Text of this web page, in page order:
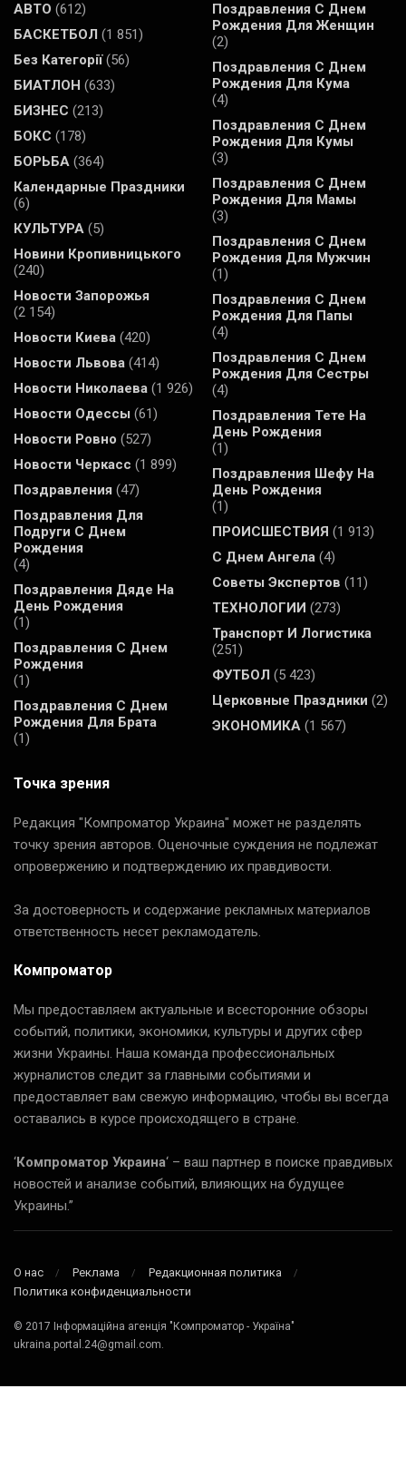
АВТО (612)
БАСКЕТБОЛ (1 851)
Без Категорії(56)
БИАТЛОН (633)
БИЗНЕС (213)
БОКС (178)
БОРЬБА (364)
Календарные Праздники
(6)
КУЛЬТУРА (5)
Новини Кропивницького
(240)
Новости Запорожья
(2 154)
Новости Киева (420)
Новости Львова (414)
Новости Николаева (1 926)
Новости Одессы (61)
Новости Ровно (527)
Новости Черкасс (1 899)
Поздравления (47)
Поздравления Для
Подруги С Днем
Рождения
(4)
Поздравления Дяде На
День Рождения
(1)
Поздравления С Днем
Рождения
(1)
Поздравления С Днем
Рождения Для Брата
(1)
Поздравления С Днем
Рождения Для Женщин
(2)
Поздравления С Днем
Рождения Для Кума
(4)
Поздравления С Днем
Рождения Для Кумы
(3)
Поздравления С Днем
Рождения Для Мамы
(3)
Поздравления С Днем
Рождения Для Мужчин
(1)
Поздравления С Днем
Рождения Для Папы
(4)
Поздравления С Днем
Рождения Для Сестры
(4)
Поздравления Тете На
День Рождения
(1)
Поздравления Шефу На
День Рождения
(1)
ПРОИСШЕСТВИЯ (1 913)
С Днем Ангела (4)
Советы Экспертов (11)
ТЕХНОЛОГИИ (273)
Транспорт И Логистика
(251)
ФУТБОЛ (5 423)
Церковные Праздники (2)
ЭКОНОМИКА (1 567)
Точка зрения
Редакция "Компроматор Украина" может не разделять
точку зрения авторов. Оценочные суждения не подлежат
опровержению и подтверждению их правдивости.
За достоверность и содержание рекламных материалов
ответственность несет рекламодатель.
Компроматор
Мы предоставляем актуальные и всесторонние обзоры
событий, политики, экономики, культуры и других сфер
жизни Украины. Наша команда профессиональных
журналистов следит за главными событиями и
предоставляет вам свежую информацию, чтобы вы всегда
оставались в курсе происходящего в стране.
‘Компроматор Украина‘ – ваш партнер в поиске правдивых
новостей и анализе событий, влияющих на будущее
Украины.”
О нас Реклама
Редакционная политика
Политика конфиденциальности
© 2017 Інформаційна агенція "Компроматор - Україна"
ukraina.portal.24@gmail.com.